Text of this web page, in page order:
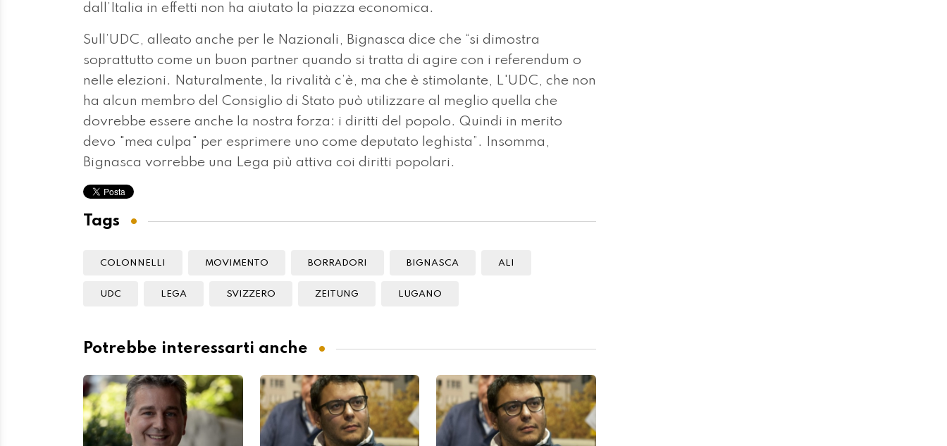
dall’Italia in effetti non ha aiutato la piazza economica.
Sull’UDC, alleato anche per le Nazionali, Bignasca dice che “si dimostra
soprattutto come un buon partner quando si tratta di agire con i referendum o
nelle elezioni. Naturalmente, la rivalità c’è, ma che è stimolante, L'UDC, che non
ha alcun membro del Consiglio di Stato può utilizzare al meglio quella che
dovrebbe essere anche la nostra forza: i diritti del popolo. Quindi in merito
devo "mea culpa" per esprimere uno come deputato leghista”. Insomma,
Bignasca vorrebbe una Lega più attiva coi diritti popolari.
Tags
COLONNELLI MOVIMENTO BORRADORI BIGNASCA ALI
UDC LEGA SVIZZERO ZEITUNG LUGANO
Potrebbe interessarti anche